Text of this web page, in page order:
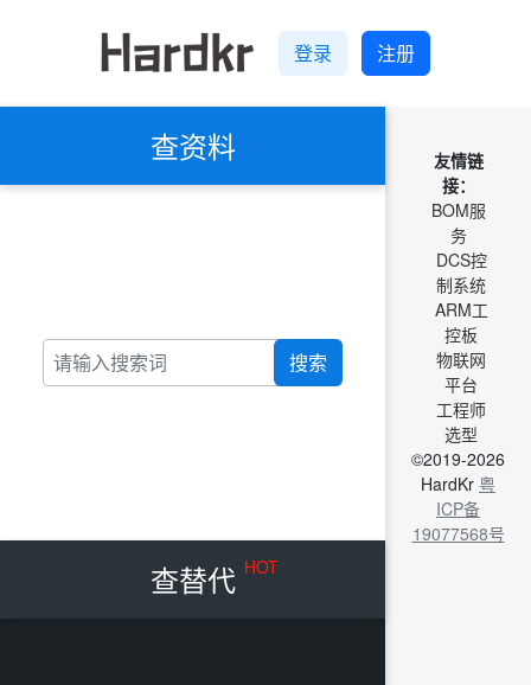
登录 注册
查资料
搜索
查替代 HOT
友情链
接：
BOM服
务
DCS控
制系统
ARM工
控板
物联网
平台
工程师
选型
©2019-2026
HardKr 粤
ICP备
19077568号